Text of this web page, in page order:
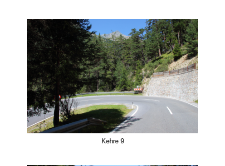
Kehre 9